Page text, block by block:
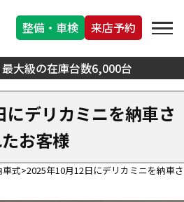
大級の在庫台数6,000台
整備・車検 来店予約
デリカミニを納車さ
お客様
車式 2025年10月12日にデリカミニを納車